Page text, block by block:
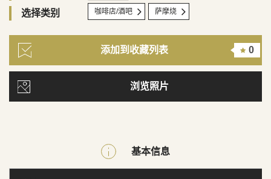
选择类别 咖啡店/酒吧 萨摩烧
添加到收藏列表 0
浏览照片
基本信息